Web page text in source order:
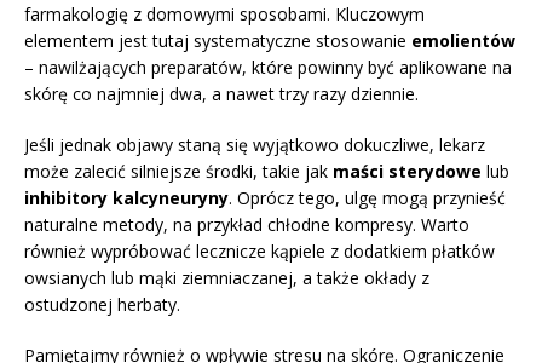
farmakologię z domowymi sposobami. Kluczowym
elementem jest tutaj systematyczne stosowanie emolientów
– nawilżających preparatów, które powinny być aplikowane na
skórę co najmniej dwa, a nawet trzy razy dziennie.
Jeśli jednak objawy staną się wyjątkowo dokuczliwe, lekarz
może zalecić silniejsze środki, takie jak maści sterydowe lub
inhibitory kalcyneuryny. Oprócz tego, ulgę mogą przynieść
naturalne metody, na przykład chłodne kompresy. Warto
również wypróbować lecznicze kąpiele z dodatkiem płatków
owsianych lub mąki ziemniaczanej, a także okłady z
ostudzonej herbaty.
Pamiętajmy również o wpływie stresu na skórę. Ograniczenie